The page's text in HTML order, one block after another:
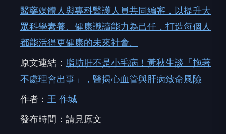
醫藥媒體人與專科醫護人員共同編審，以提升大
眾科學素養、健康識讀能力為己任，打造每個人
都能活得更健康的未來社會。
原文連結： 脂肪肝不是小毛病！黃秋生談「拖著
不處理會出事」，醫揭心血管與肝病致命風險
作者： 王 作城
發布時間：請見原文